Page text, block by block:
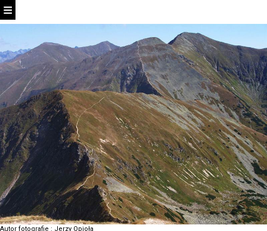
Autor fotografie : Jerzy Opioła